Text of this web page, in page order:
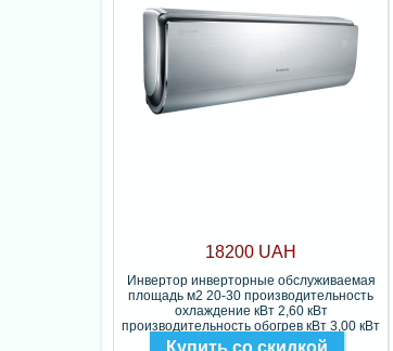
18200 UAH
Инвертор инверторные обслуживаемая
площадь м2 20-30 производительность
охлаждение кВт 2,60 кВт
производительность обогрев кВт 3,00 кВт
Фреон R410
Купить со скидкой